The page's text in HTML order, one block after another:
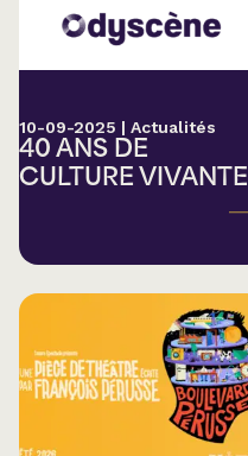
10-09-2025 | Actualités
40 ANS DE
CULTURE VIVANTE